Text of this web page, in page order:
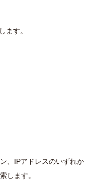
ます。
、IPアドレスのいずれか
します。